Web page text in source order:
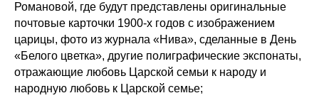
Романовой, где будут представлены оригинальные
почтовые карточки 1900-х годов с изображением
царицы, фото из журнала «Нива», сделанные в День
«Белого цветка», другие полиграфические экспонаты,
отражающие любовь Царской семьи к народу и
народную любовь к Царской семье;